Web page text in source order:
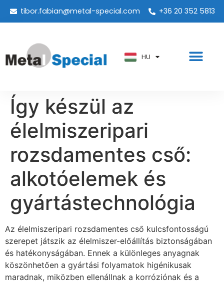
tibor.fabian@metal-special.com +36 20 352 5813
HU
PT
AR
Így készül az
élelmiszeripari
rozsdamentes cső:
alkotóelemek és
gyártástechnológia
Az élelmiszeripari rozsdamentes cső kulcsfontosságú
szerepet játszik az élelmiszer-előállítás biztonságában
és hatékonyságában. Ennek a különleges anyagnak
köszönhetően a gyártási folyamatok higénikusak
maradnak, miközben ellenállnak a korróziónak és a